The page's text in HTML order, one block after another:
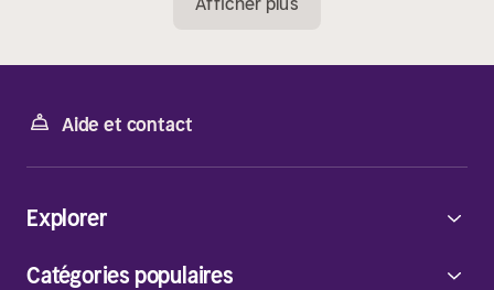
Aide et contact
Explorer
Catégories populaires